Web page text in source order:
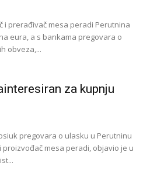
i prerađivač mesa peradi Perutnina
eura, a s bankama pregovara o
obveza,...
za kupnju
pregovara o ulasku u Perutninu
mesa peradi, objavio je u